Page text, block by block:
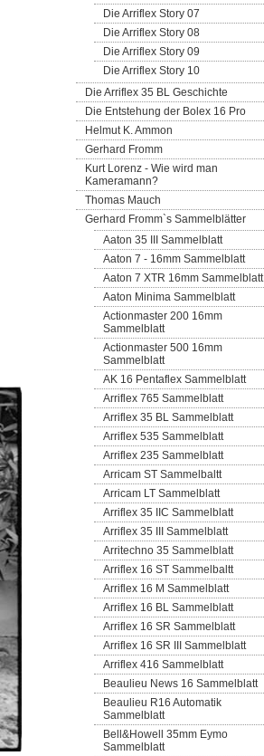
Die Arriflex Story 07
Die Arriflex Story 08
Die Arriflex Story 09
Die Arriflex Story 10
Die Arriflex 35 BL Geschichte
Die Entstehung der Bolex 16 Pro
Helmut K. Ammon
Gerhard Fromm
Kurt Lorenz - Wie wird man
Kameramann?
Thomas Mauch
Gerhard Fromm`s Sammelblätter
Aaton 35 III Sammelblatt
Aaton 7 - 16mm Sammelblatt
Aaton 7 XTR 16mm Sammelblatt
Aaton Minima Sammelblatt
Actionmaster 200 16mm
Sammelblatt
Actionmaster 500 16mm
Sammelblatt
AK 16 Pentaflex Sammelblatt
Arriflex 765 Sammelblatt
Arriflex 35 BL Sammelblatt
Arriflex 535 Sammelblatt
Arriflex 235 Sammelblatt
Arricam ST Sammelbaltt
Arricam LT Sammelblatt
Arriflex 35 IIC Sammelblatt
Arriflex 35 III Sammelblatt
Arritechno 35 Sammelblatt
Arriflex 16 ST Sammelbaltt
Arriflex 16 M Sammelblatt
Arriflex 16 BL Sammelblatt
Arriflex 16 SR Sammelblatt
Arriflex 16 SR III Sammelblatt
Arriflex 416 Sammelblatt
Beaulieu News 16 Sammelblatt
Beaulieu R16 Automatik
Sammelblatt
Bell&Howell 35mm Eymo
Sammelblatt